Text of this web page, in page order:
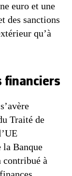
euro et une
des sanctions
qu’à
financiers
Traité de
la Banque
contribué à